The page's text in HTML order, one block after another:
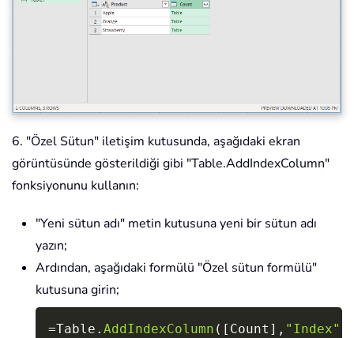
6. "Özel Sütun" iletişim kutusunda, aşağıdaki ekran
görüntüsünde gösterildiği gibi "Table.AddIndexColumn"
fonksiyonunu kullanın:
"Yeni sütun adı" metin kutusuna yeni bir sütun adı
yazın;
Ardından, aşağıdaki formülü "Özel sütun formülü"
kutusuna girin;
=Table. AddIndexColumn ( [ Count ] , "Index"
Copy